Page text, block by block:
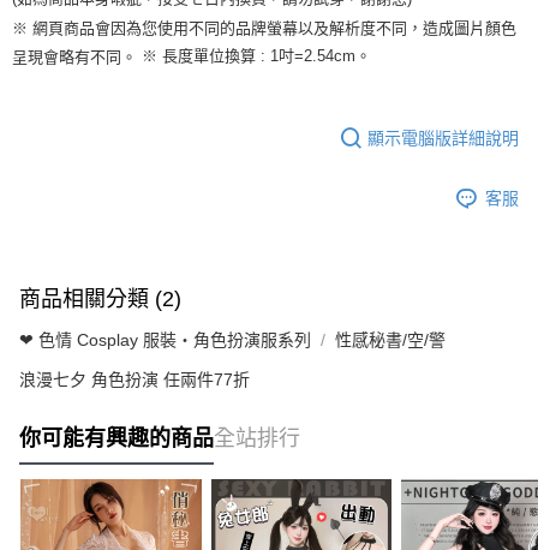
※ 網頁商品會因為您使用不同的品牌螢幕以及解析度不同，造成圖片顏色
呈現會略有不同。
※ 長度單位換算 : 1吋=2.54cm。
顯示電腦版詳細說明
客服
商品相關分類 (2)
❤ 色情 Cosplay 服裝・角色扮演服系列 性感秘書/空/警
浪漫七夕 角色扮演 任兩件77折
你可能有興趣的商品全站排行